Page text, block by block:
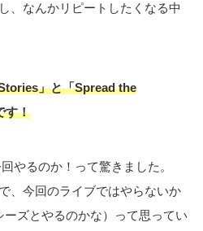
、なんかリピートしたくなる中
」と「Spread the
す！
やるのか！って驚きました。
、今回のライブではやらないか
ーズとやるのかな）って思ってい